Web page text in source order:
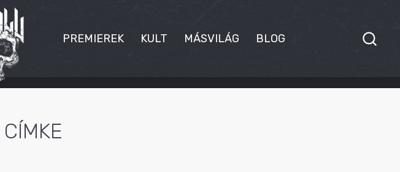
PREMIEREK KULT MÁSVILÁG BLOG
CÍMKE